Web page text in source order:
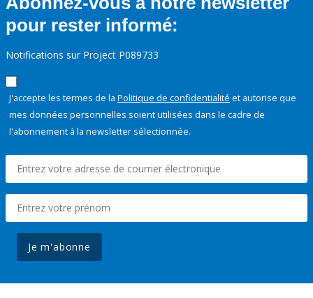
pour rester informé:
Notifications sur Project P089733
J'accepte les termes de la Politique de confidentialité et autorise que
mes données personnelles soient utilisées dans le cadre de
l'abonnement à la newsletter sélectionnée.
Je m'abonne